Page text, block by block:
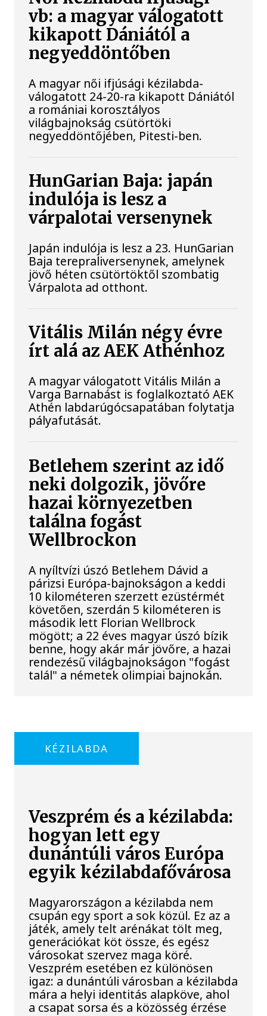
vb: a magyar válogatott
kikapott Dániától a
negyeddöntőben
A magyar női ifjúsági kézilabda-
válogatott 24-20-ra kikapott Dániától
a romániai korosztályos
világbajnokság csütörtöki
negyeddöntőjében, Pitesti-ben.
HunGarian Baja: japán
indulója is lesz a
várpalotai versenynek
Japán indulója is lesz a 23. HunGarian
Baja terepraliversenynek, amelynek
jövő héten csütörtöktől szombatig
Várpalota ad otthont.
Vitális Milán négy évre
írt alá az AEK Athénhoz
A magyar válogatott Vitális Milán a
Varga Barnabást is foglalkoztató AEK
Athén labdarúgócsapatában folytatja
pályafutását.
Betlehem szerint az idő
neki dolgozik, jövőre
hazai környezetben
találna fogást
Wellbrockon
A nyíltvízi úszó Betlehem Dávid a
párizsi Európa-bajnokságon a keddi
10 kilométeren szerzett ezüstérmét
követően, szerdán 5 kilométeren is
második lett Florian Wellbrock
mögött; a 22 éves magyar úszó bízik
benne, hogy akár már jövőre, a hazai
rendezésű világbajnokságon "fogást
talál" a németek olimpiai bajnokán.
KÉZILABDA
Veszprém és a kézilabda:
hogyan lett egy
dunántúli város Európa
egyik kézilabdafővárosa
Magyarországon a kézilabda nem
csupán egy sport a sok közül. Ez az a
játék, amely telt arénákat tölt meg,
generációkat köt össze, és egész
városokat szervez maga köré.
Veszprém esetében ez különösen
igaz: a dunántúli városban a kézilabda
mára a helyi identitás alapköve, ahol
a csapat sorsa és a közösség érzése